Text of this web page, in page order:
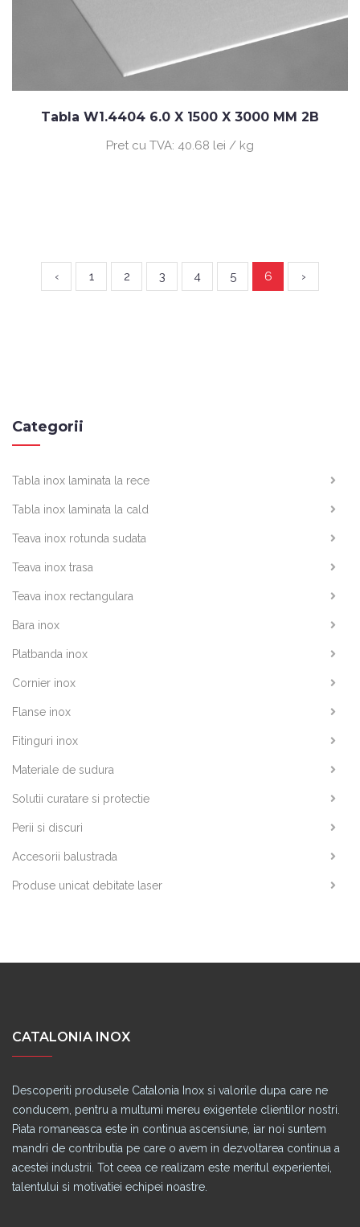
Tabla W1.4404 6.0 X 1500 X 3000 MM 2B
Pret cu TVA: 40.68 lei / kg
‹ 1 2 3 4 5 6 ›
Categorii
Tabla inox laminata la rece
Tabla inox laminata la cald
Teava inox rotunda sudata
Teava inox trasa
Teava inox rectangulara
Bara inox
Platbanda inox
Cornier inox
Flanse inox
Fitinguri inox
Materiale de sudura
Solutii curatare si protectie
Perii si discuri
Accesorii balustrada
Produse unicat debitate laser
CATALONIA INOX
Descoperiti produsele Catalonia Inox si valorile dupa care ne
conducem, pentru a multumi mereu exigentele clientilor nostri.
Piata romaneasca este in continua ascensiune, iar noi suntem
mandri de contributia pe care o avem in dezvoltarea continua a
acestei industrii. Tot ceea ce realizam este meritul experientei,
talentului si motivatiei echipei noastre.